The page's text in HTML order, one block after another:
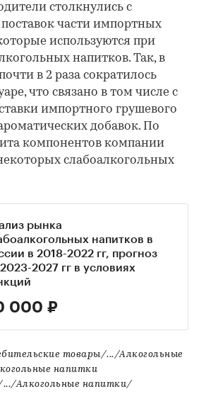
столкнулись с
части импортных
используются при
напитков. Так, в
в 2 раза сократилось
что связано в том числе с
импортного грушевого
добавок. По
компонентов компании
слабоалкогольных
рынка
напитков в
в 2018-2022 гг, прогноз
2027 гг в условиях
000 ₽
товары/.../Алкогольные
напитки
Алкогольные напитки/